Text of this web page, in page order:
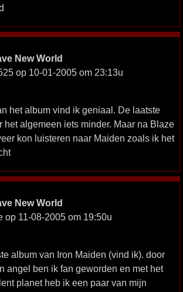
New World
op 10-01-2005 om 23:13u
het album vind ik geniaal. De laatste
het algemeen iets minder. Maar na Blaze
kon luisteren naar Maiden zoals ik het
New World
op 11-08-2005 om 19:50u
album van Iron Maiden (vind ik). door
angel ben ik fan geworden en met het
planet heb ik een paar van mijn